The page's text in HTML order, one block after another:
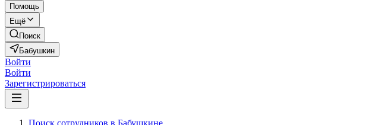
Помощь
Ещё
Поиск
Бабушкин
Войти
Войти
Зарегистрироваться
Поиск сотрудников в Бабушкине